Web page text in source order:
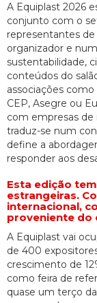
A Equiplast 2026
conjunto com o
representantes
organizador e
sustentabilidade,
conteúdos do
associações como
CEP, Asegre ou
com empresas de
traduz-se num
define a
responder aos
Esta edição
estrangeiras.
internacional,
proveniente do
A Equiplast vai
de 400
crescimento de
como feira de
quase um terço